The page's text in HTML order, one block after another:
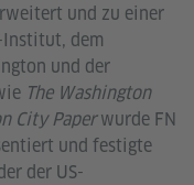
und zu einer
Institut, dem
und der
The Washington
City Paperwurde FN
und festigte
der US-